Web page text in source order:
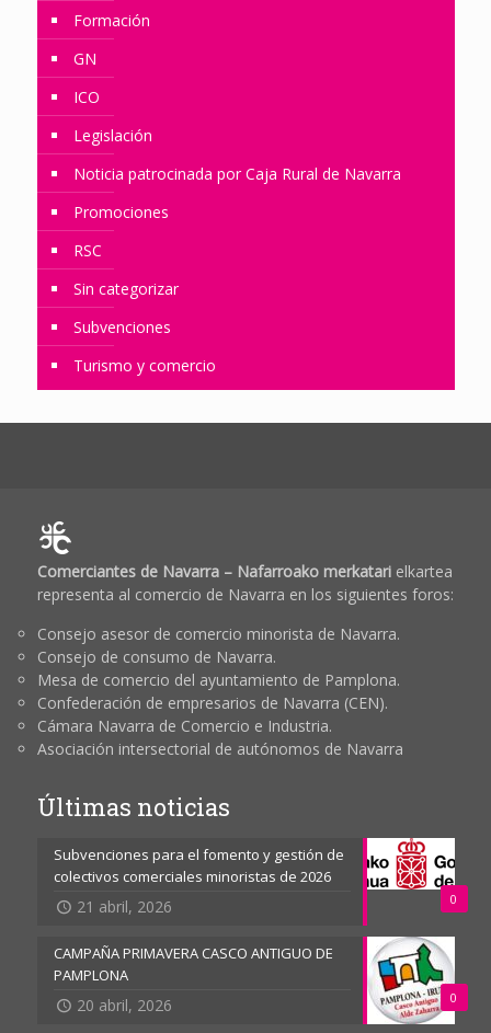
Formación
GN
ICO
Legislación
Noticia patrocinada por Caja Rural de Navarra
Promociones
RSC
Sin categorizar
Subvenciones
Turismo y comercio
Comerciantes de Navarra – Nafarroako merkatarielkartea
representa al comercio de Navarra en los siguientes foros:
Consejo asesor de comercio minorista de Navarra.
Consejo de consumo de Navarra.
Mesa de comercio del ayuntamiento de Pamplona.
Confederación de empresarios de Navarra (CEN).
Cámara Navarra de Comercio e Industria.
Asociación intersectorial de autónomos de Navarra
Últimas noticias
0
Subvenciones para el fomento y gestión de
colectivos comerciales minoristas de 2026
21 abril, 2026
0
CAMPAÑA PRIMAVERA CASCO ANTIGUO DE
PAMPLONA
20 abril, 2026